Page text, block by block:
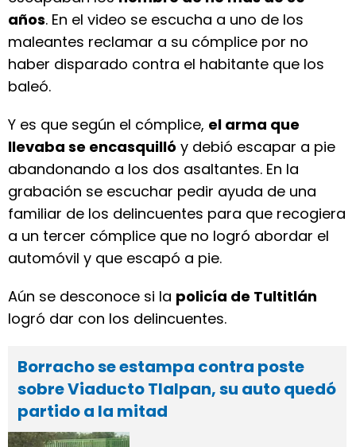
años. En el video se escucha a uno de los
maleantes reclamar a su cómplice por no
haber disparado contra el habitante que los
baleó.
Y es que según el cómplice, el arma que
llevaba se encasquilló y debió escapar a pie
abandonando a los dos asaltantes. En la
grabación se escuchar pedir ayuda de una
familiar de los delincuentes para que recogiera
a un tercer cómplice que no logró abordar el
automóvil y que escapó a pie.
Aún se desconoce si la policía de Tultitlán
logró dar con los delincuentes.
Borracho se estampa contra poste
sobre Viaducto Tlalpan, su auto quedó
partido a la mitad